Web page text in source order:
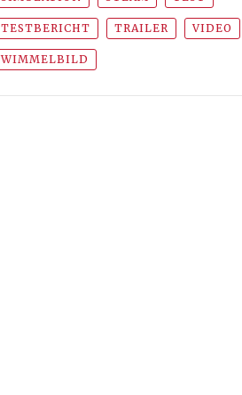
TESTBERICHT TRAILER VIDEO
WIMMELBILD